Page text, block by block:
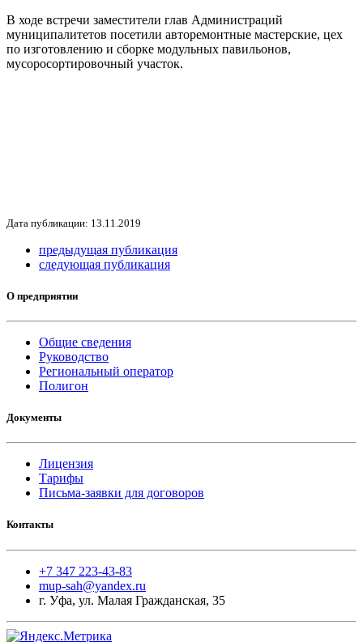
В ходе встречи заместители глав Администраций
муниципалитетов посетили авторемонтные мастерские, цех
по изготовлению и сборке модульных павильонов,
мусоросортировочный участок.
Дата публикации: 13.11.2019
предыдущая публикация
следующая публикация
О предприятии
Общие сведения
Руководство
Региональный оператор
Полигон
Документы
Лицензия
Тарифы
Письма-заявки для договоров
Контакты
+7 347 223-43-83
mup-sah@yandex.ru
г. Уфа, ул. Малая Гражданская, 35